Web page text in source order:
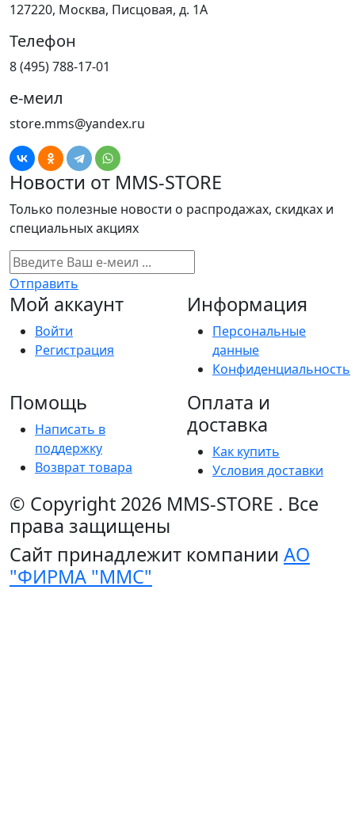
127220, Москва, Писцовая, д. 1А
Телефон
8 (495) 788-17-01
е-меил
store.mms@yandex.ru
Новости от MMS-STORE
Только полезные новости о распродажах, скидках и
специальных акциях
Отправить
Мой аккаунт
Войти
Регистрация
Информация
Персональные
данные
Конфиденциальность
Помощь
Написать в
поддержку
Возврат товара
Оплата и
доставка
Как купить
Условия доставки
© Copyright 2026 MMS-STORE . Все
права защищены
Сайт принадлежит компании АО
"ФИРМА "ММС"